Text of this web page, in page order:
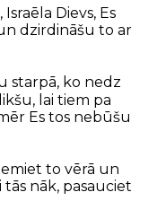
Dievs, Es
dzirdināšu to ar
starpā, ko nedz
lai tiem pa
Es tos nebūšu
to vērā un
tās nāk, pasauciet